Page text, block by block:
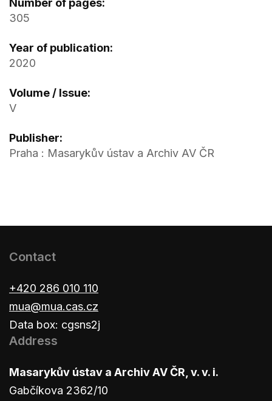
Number of pages:
305
Year of publication:
2020
Volume / Issue:
V
Publisher:
Praha : Masarykův ústav a Archiv AV ČR
Contact
+420 286 010 110
mua@mua.cas.cz
Data box: cgsns2j
Address
Masarykův ústav a Archiv AV ČR, v. v. i.
Gabčíkova 2362/10